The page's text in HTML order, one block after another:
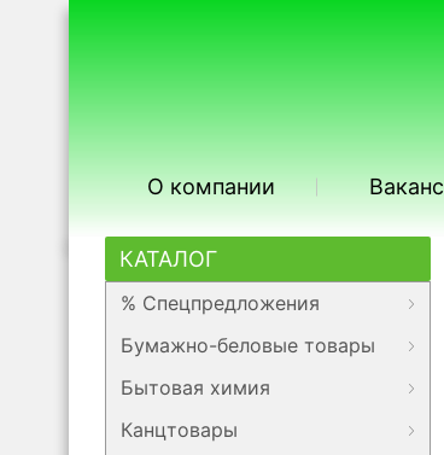
О компании
КАТАЛОГ
% Спецпредложения
Бумажно-беловые товары
Бытовая химия
Канцтовары